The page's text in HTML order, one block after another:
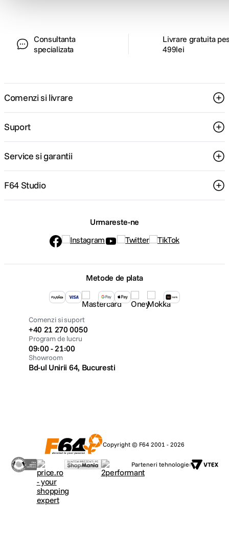
Consultanta
specializata
Livrare gratuita
499lei
Comenzi si livrare
Suport
Service si garantii
F64 Studio
Urmareste-ne
Metode de plata
Comenzi si suport
+40 21 270 0050
Program de lucru
09:00 - 21:00
Showroom
Bd-ul Unirii 64, Bucuresti
Copyright © F64 2001 - 2026
Parteneri tehnologie: